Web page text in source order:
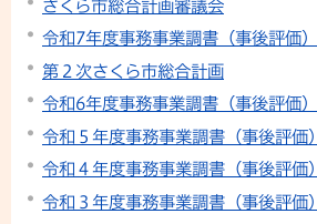
さくら市総合計画審議会
令和7年度事務事業調書（事後評価）
第２次さくら市総合計画
令和6年度事務事業調書（事後評価）
令和５年度事務事業調書（事後評価）
令和４年度事務事業調書（事後評価）
令和３年度事務事業調書（事後評価）